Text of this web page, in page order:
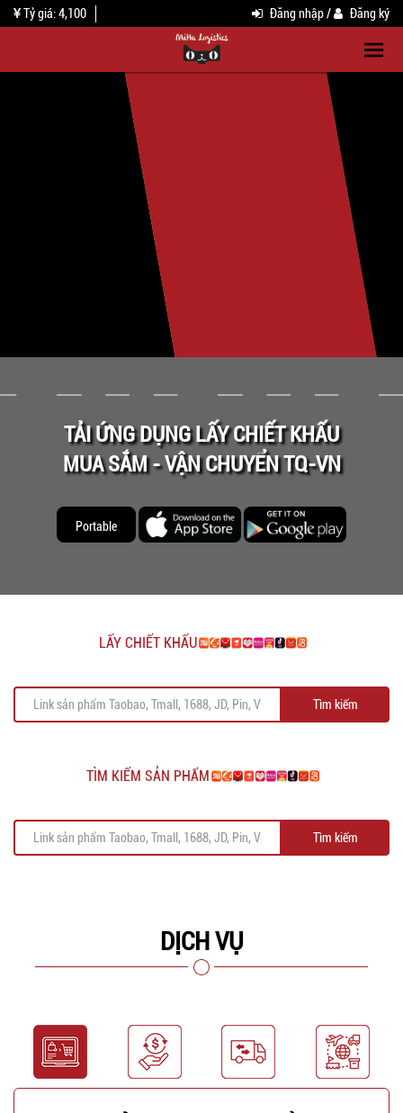
Tỷ giá: 4,100 Đăng nhập / Đăng ký
TẢI ỨNG DỤNG LẤY CHIẾT KHẤU
MUA SẮM - VẬN CHUYỂN TQ-VN
Portable
LẤY CHIẾT KHẤU
Tìm kiếm
TÌM KIẾM SẢN PHẨM
Tìm kiếm
DỊCH VỤ